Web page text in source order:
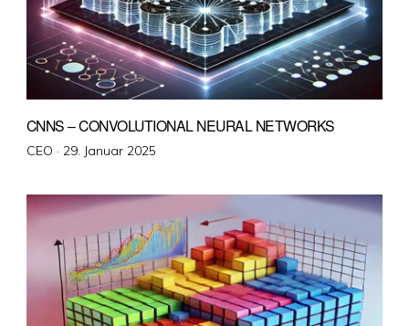
CNNS – CONVOLUTIONAL NEURAL NETWORKS
CEO · Veröffentlicht
29. Januar 2025